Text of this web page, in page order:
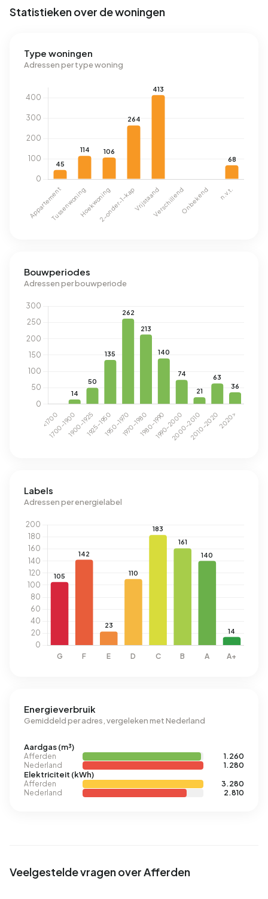
Statistieken over de woningen
Type woningen
Adressen per type woning
Bouwperiodes
Adressen per bouwperiode
Labels
Adressen per energielabel
Energieverbruik
Gemiddeld per adres, vergeleken met Nederland
Aardgas (m³)
Afferden
1.260
Nederland
1.280
Elektriciteit (kWh)
Afferden
3.280
Nederland
2.810
Veelgestelde vragen over Afferden